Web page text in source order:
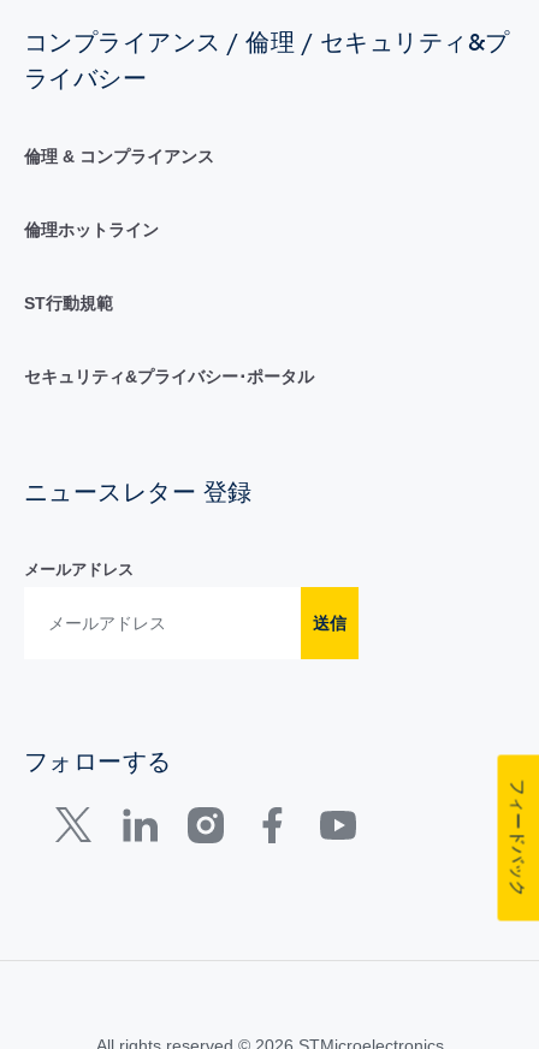
コンプライアンス / 倫理 / セキュリティ&プ
ライバシー
倫理 & コンプライアンス
倫理ホットライン
ST行動規範
セキュリティ&プライバシー･ポータル
ニュースレター 登録
メールアドレス
送信
フォローする
フィードバック